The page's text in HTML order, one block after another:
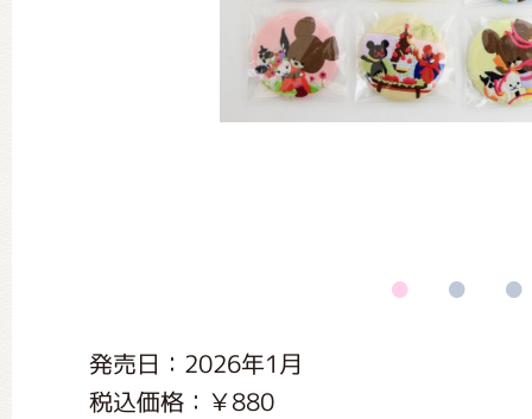
発売日：2026年1月
税込価格：￥880
おたのしみコンテンツ(クイズ・
くまのがっこう 家庭科部